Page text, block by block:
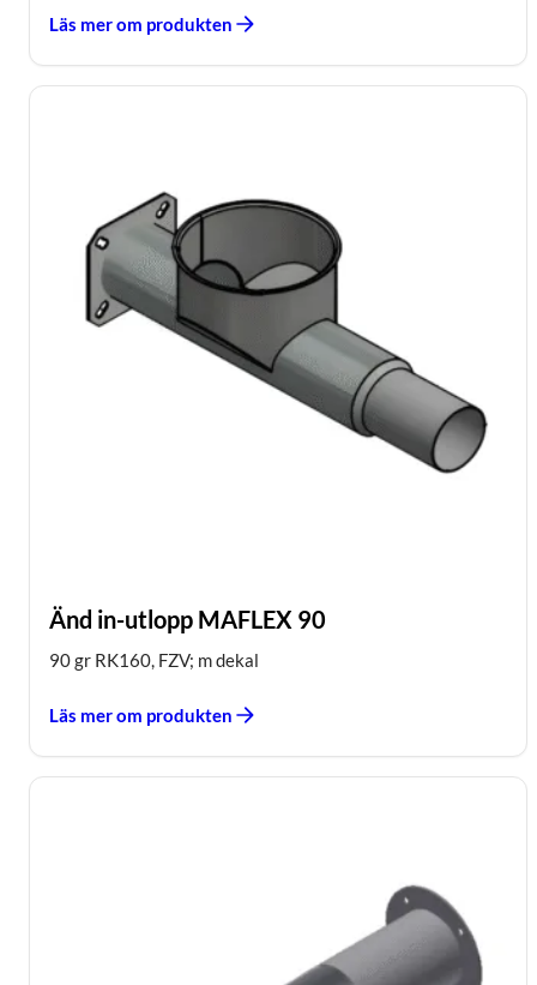
Läs mer om produkten
Änd in-utlopp MAFLEX 90
90 gr RK160, FZV; m dekal
Läs mer om produkten